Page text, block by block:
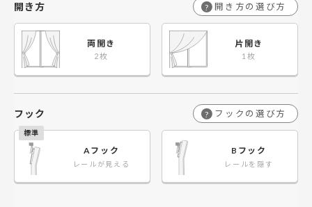
開き方 ? 開き方の選び方
両開き 片開き
フック ? フックの選び方
Aフック
レールが見える
Bフック
レールを隠す